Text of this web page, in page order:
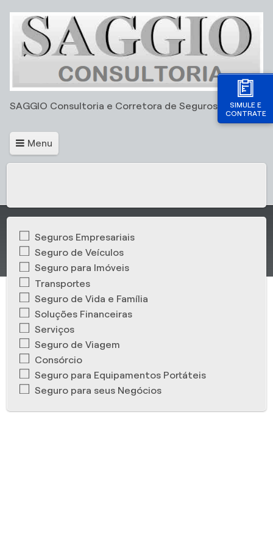
SIMULE E
CONTRATE
SAGGIO Consultoria e Corretora de Seguros Ltda
Menu
Seguros Empresariais
Seguro de Veículos
Seguro para Imóveis
Transportes
Seguro de Vida e Família
Soluções Financeiras
Serviços
Seguro de Viagem
Consórcio
Seguro para Equipamentos Portáteis
Seguro para seus Negócios